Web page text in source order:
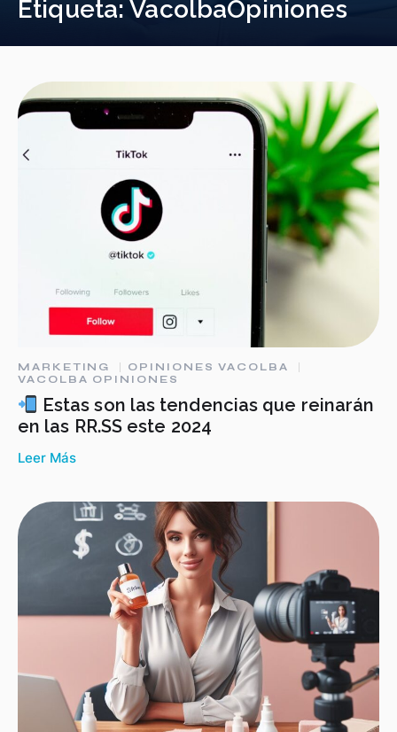
Etiqueta:VacolbaOpiniones
MARKETING
OPINIONES VACOLBA
VACOLBA OPINIONES
Estas son las tendencias que reinarán
en las RR.SS este 2024
Leer Más